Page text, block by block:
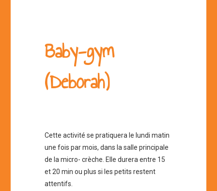
Baby-gym
(Deborah)
Cette activité se pratiquera le lundi matin
une fois par mois, dans la salle principale
de la micro- crèche. Elle durera entre 15
et 20 min ou plus si les petits restent
attentifs.